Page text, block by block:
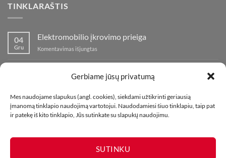
Gerbiame jūsų privatumą
Mes naudojame slapukus (angl. cookies), siekdami užtikrinti geriausią
įmanomą tinklapio naudojimą vartotojui. Naudodamiesi šiuo tinklapiu, taip pat
ir patekę iš kito tinklapio, Jūs sutinkate su slapukų naudojimu.
SUTINKU
TINKLARAŠTIS
04
Gru
Elektromobilio įkrovimo prieiga
Komentavimas išjungtas
prieiga
įraše
fejerverkų
parduotuvė
Klaipedoje!
01
Lap
Kaip fotografuoti fejerverkus
Komentavimas išjungtasįraše